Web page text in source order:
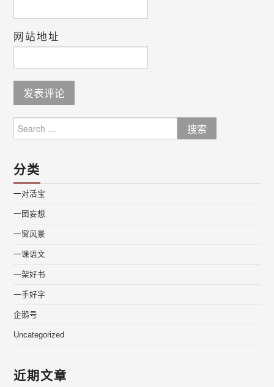
网站地址
for:
分类
一对活宝
一团妄想
一窗风景
一课语文
一架好书
一手好字
企鹅号
Uncategorized
近期文章